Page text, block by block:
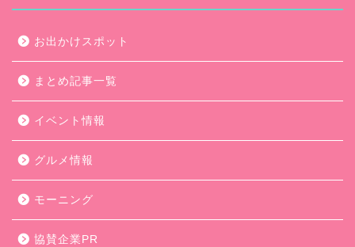
お出かけスポット
まとめ記事一覧
イベント情報
グルメ情報
モーニング
協賛企業PR